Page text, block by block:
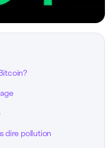
dire pollution